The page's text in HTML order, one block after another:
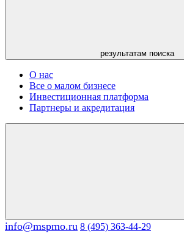
результатам поиска
О нас
Все о малом бизнесе
Инвестиционная платформа
Партнеры и акредитация
info@mspmo.ru 8 (495) 363-44-29